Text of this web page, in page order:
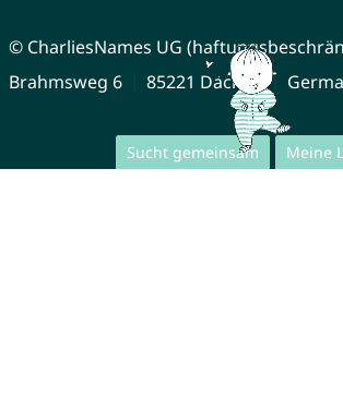
Sucht gemeinsam Meine
© CharliesNames UG
Brahmsweg 6
85221 Dachau